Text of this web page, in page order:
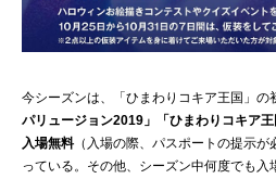
今シーズンは、「ひまわりコキア王国」の
パリュージョン2019」「ひまわりコキア
入場無料 （入場の際、パスポートの提示が
っている。その他、シーズン中何度でも入